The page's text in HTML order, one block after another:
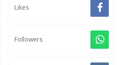
Likes
Followers